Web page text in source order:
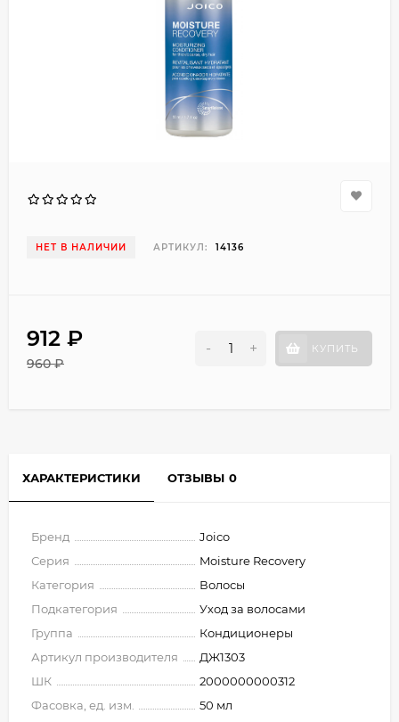
НЕТ В НАЛИЧИИ АРТИКУЛ: 14136
912 ₽
960 ₽
- + КУПИТЬ
ХАРАКТЕРИСТИКИ ОТЗЫВЫ 0
Бренд
Joico
Серия
Moisture Recovery
Категория
Волосы
Подкатегория
Уход за волосами
Группа
Кондиционеры
Артикул производителя
ДЖ1303
ШК
2000000000312
Фасовка, ед. изм.
50 мл